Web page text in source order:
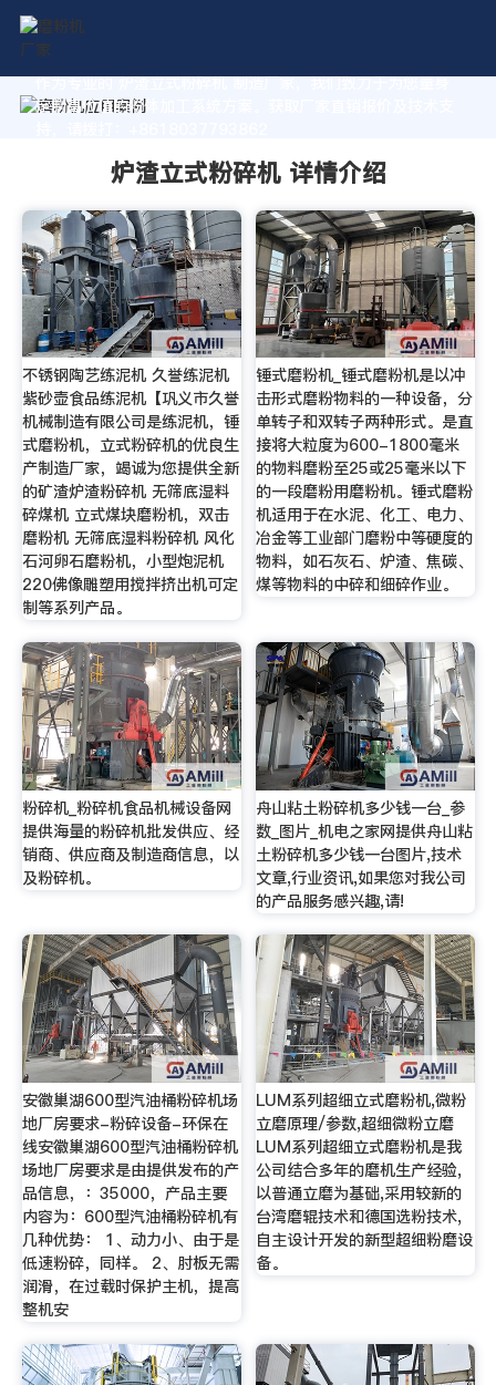
作为专业的 炉渣立式粉碎机 制造厂家，我们致力于为您量身
定制高价值的粉体加工系统方案。获取厂家直销报价及技术支
炉渣立式粉碎机 详情介绍
不锈钢陶艺练泥机 久誉练泥机
紫砂壶食品练泥机【巩义市久誉
机械制造有限公司是练泥机，锤
式磨粉机，立式粉碎机的优良生
产制造厂家，竭诚为您提供全新
的矿渣炉渣粉碎机 无筛底湿料
碎煤机 立式煤块磨粉机，双击
磨粉机 无筛底湿料粉碎机 风化
石河卵石磨粉机，小型炮泥机
220佛像雕塑用搅拌挤出机可定
制等系列产品。
锤式磨粉机_锤式磨粉机是以冲
击形式磨粉物料的一种设备，分
单转子和双转子两种形式。是直
接将大粒度为600-1800毫米
的物料磨粉至25或25毫米以下
的一段磨粉用磨粉机。锤式磨粉
机适用于在水泥、化工、电力、
冶金等工业部门磨粉中等硬度的
物料，如石灰石、炉渣、焦碳、
煤等物料的中碎和细碎作业。
粉碎机_粉碎机食品机械设备网
提供海量的粉碎机批发供应、经
销商、供应商及制造商信息，以
及粉碎机。
舟山粘土粉碎机多少钱一台_参
数_图片_机电之家网提供舟山粘
土粉碎机多少钱一台图片,技术
文章,行业资讯,如果您对我公司
的产品服务感兴趣,请!
安徽巢湖600型汽油桶粉碎机场
地厂房要求-粉碎设备-环保在
线安徽巢湖600型汽油桶粉碎机
场地厂房要求是由提供发布的产
品信息，：35000，产品主要
内容为：600型汽油桶粉碎机有
几种优势： 1、动力小、由于是
低速粉碎，同样。 2、肘板无需
润滑，在过载时保护主机，提高
整机安
LUM系列超细立式磨粉机,微粉
立磨原理/参数,超细微粉立磨
LUM系列超细立式磨粉机是我
公司结合多年的磨机生产经验,
以普通立磨为基础,采用较新的
台湾磨辊技术和德国选粉技术,
自主设计开发的新型超细粉磨设
备。